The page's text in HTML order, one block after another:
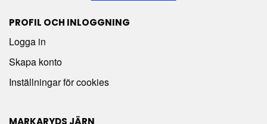
PROFIL OCH INLOGGNING
Logga in
Skapa konto
Inställningar för cookies
MARKARYDS JÄRN